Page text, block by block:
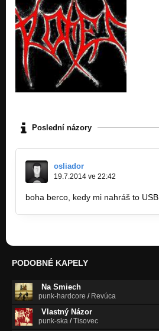
Poslední názory
osliador
19.7.2014 ve 22:42
boha berco, kedy mi nahráš to USB
PODOBNÉ KAPELY
Na Smiech
punk-hardcore / Revúca
Vlastný Názor
punk-ska /Tisovec